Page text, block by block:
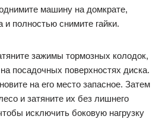
машину на домкрате,
полностью снимите гайки.
зажимы тормозных колодок,
посадочных поверхностях диска.
на его место запасное. Затем
и затяните их без лишнего
исключить боковую нагрузку